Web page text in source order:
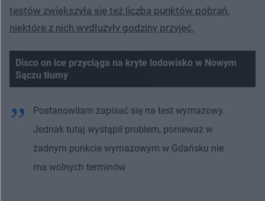
testów zwiększyła się też liczba punktów pobrań,
niektóre z nich wydłużyły godziny przyjęć.
Disco on ice przyciąga na kryte lodowisko w Nowym
Sączu tłumy
Postanowiłam zapisać się na test wymazowy.
Jednak tutaj wystąpił problem, ponieważ w
żadnym punkcie wymazowym w Gdańsku nie
ma wolnych terminów